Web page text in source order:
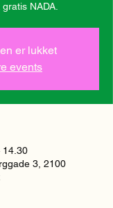
NADA.
er lukket
events
14.30
3, 2100